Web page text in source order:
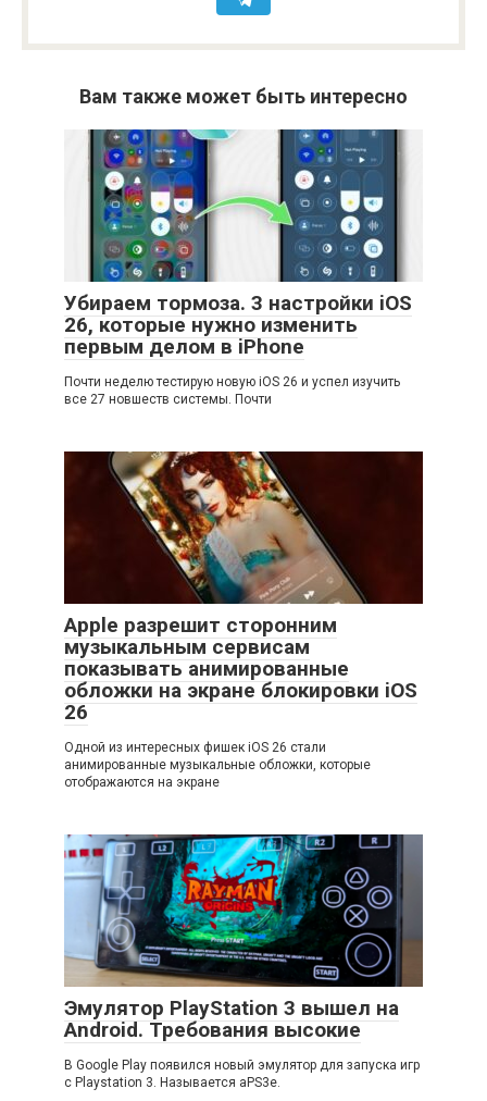
Вам также может быть интересно
Убираем тормоза. 3 настройки iOS
26, которые нужно изменить
первым делом в iPhone
Почти неделю тестирую новую iOS 26 и успел изучить
все 27 новшеств системы. Почти
Apple разрешит сторонним
музыкальным сервисам
показывать анимированные
обложки на экране блокировки iOS
26
Одной из интересных фишек iOS 26 стали
анимированные музыкальные обложки, которые
отображаются на экране
Эмулятор PlayStation 3 вышел на
Android. Требования высокие
В Google Play появился новый эмулятор для запуска игр
с Playstation 3. Называется aPS3e.